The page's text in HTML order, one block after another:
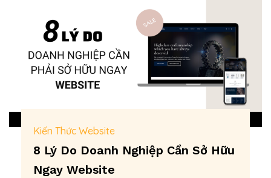
Kiến Thức Website
8 Lý Do Doanh Nghiệp Cần Sở Hữu
Ngay Website